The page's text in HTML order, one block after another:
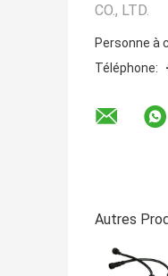
CO., LTD.
Personne à
Téléphone:
Autres